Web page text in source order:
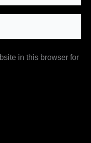
in this browser for